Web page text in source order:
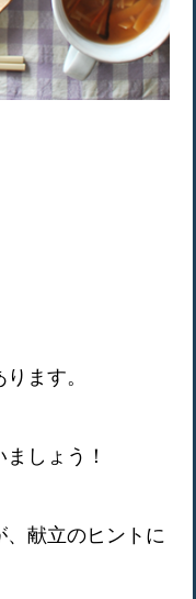
ます。
しょう！
、献立のヒントに